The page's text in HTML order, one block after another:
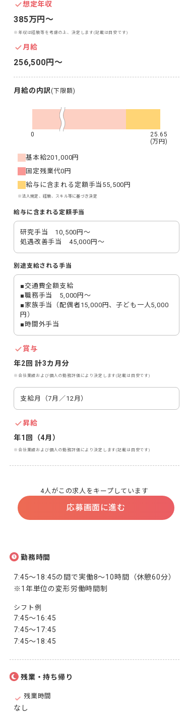
想定年収
385万円〜
※年収は経験等を考慮の上、決定します(記載は目安です)
月給
256,500円〜
月給の内訳 (下限額)
0
25.65
(万円)
基本給201,000円
固定残業代0円
給与に含まれる定額手当 55,500円
※法人規定、経験、スキル等に基づき決定
給与に含まれる定額手当
研究手当　10,500円～
処遇改善手当　45,000円～
別途支給される手当
■交通費全額支給
■職務手当　5,000円～
■家族手当（配偶者15,000円、子ども一人5,000
円）
■時間外手当
賞与
年2回 計3カ月分
※会社業績および個人の勤務評価により決定します(記載は目安です)
支給月（7月／12月）
昇給
年1回（4月）
※会社業績および個人の勤務評価により決定します(記載は目安です)
4人がこの求人をキープしています
応募画面に進む
勤務時間
7:45～18:45の間で実働8～10時間（休憩60分）
※1年単位の変形労働時間制
シフト例
7:45～16:45
7:45～17:45
7:45～18:45
残業・持ち帰り
残業時間
なし